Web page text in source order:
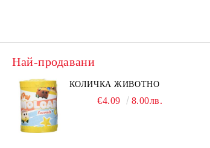
Най-продавани
КОЛИЧКА ЖИВОТНО
€4.09 8.00лв.